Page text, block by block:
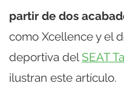
partir de dos
como Xcellence y el
deportiva del SEAT
ilustran este artículo.